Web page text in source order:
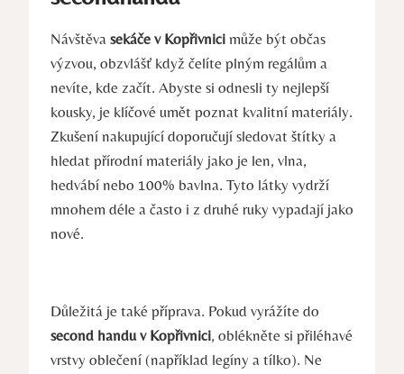
Návštěva sekáče v Kopřivnici může být občas
výzvou, obzvlášť když čelíte plným regálům a
nevíte, kde začít. Abyste si odnesli ty nejlepší
kousky, je klíčové umět poznat kvalitní materiály.
Zkušení nakupující doporučují sledovat štítky a
hledat přírodní materiály jako je len, vlna,
hedvábí nebo 100% bavlna. Tyto látky vydrží
mnohem déle a často i z druhé ruky vypadají jako
nové.
Důležitá je také příprava. Pokud vyrážíte do
second handu v Kopřivnici, oblékněte si přiléhavé
vrstvy oblečení (například legíny a tílko). Ne